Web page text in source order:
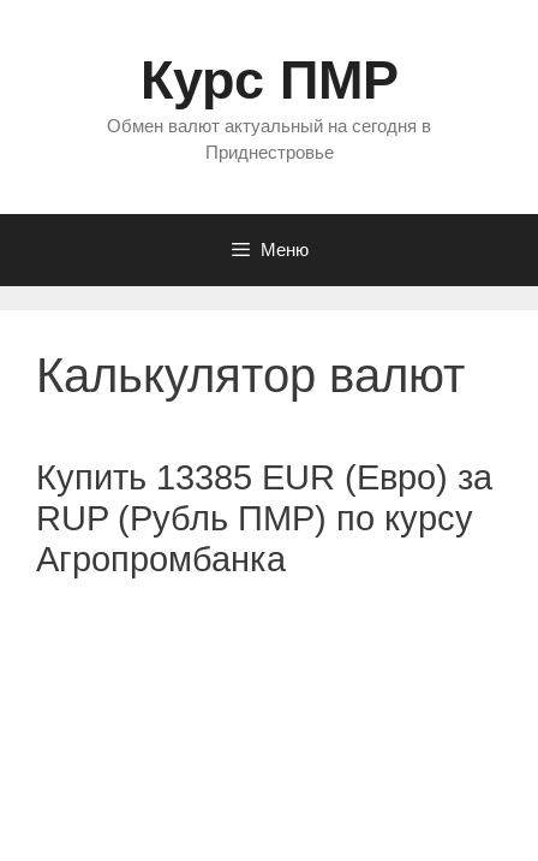
Курс ПМР
Обмен валют актуальный на сегодня в
Приднестровье
Меню
Калькулятор валют
Купить 13385 EUR (Евро) за
RUP (Рубль ПМР) по курсу
Агропромбанка